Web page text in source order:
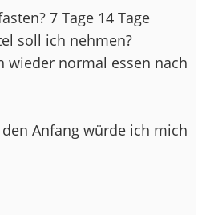
7 Tage 14 Tage
soll ich nehmen?
wieder normal essen nach
Anfang würde ich mich